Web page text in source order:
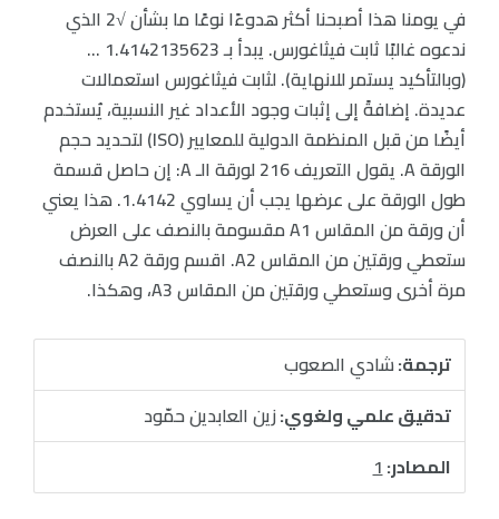
في يومنا هذا أصبحنا أكثر هدوءًا نوعًا ما بشأن √2 الذي
ندعوه غالبًا ثابت فيثاغورس. يبدأ بـ 1.4142135623 …
(وبالتأكيد يستمر للانهاية). لثابت فيثاغورس استعمالات
عديدة. إضافةً إلى إثبات وجود الأعداد غير النسبية، يُستخدم
أيضًا من قبل المنظمة الدولية للمعايير (ISO) لتحديد حجم
الورقة A. يقول التعريف 216 لورقة الـ A: إن حاصل قسمة
طول الورقة على عرضها يجب أن يساوي 1.4142. هذا يعني
أن ورقة من المقاس A1 مقسومة بالنصف على العرض
ستعطي ورقتين من المقاس A2. اقسم ورقة A2 بالنصف
مرة أخرى وستعطي ورقتين من المقاس A3، وهكذا.
ترجمة:شادي الصعوب
تدقيق علمي ولغوي:زين العابدين حمّود
المصادر:1